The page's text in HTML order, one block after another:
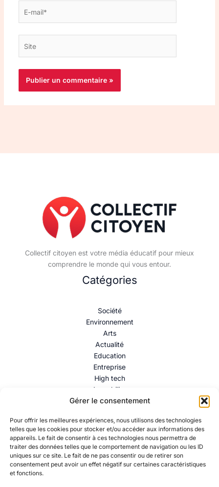
Gérer le consentement
Pour offrir les meilleures expériences, nous utilisons des technologies
telles que les cookies pour stocker et/ou accéder aux informations des
appareils. Le fait de consentir à ces technologies nous permettra de
traiter des données telles que le comportement de navigation ou les ID
uniques sur ce site. Le fait de ne pas consentir ou de retirer son
consentement peut avoir un effet négatif sur certaines caractéristiques
et fonctions.
mail*
Collectif citoyen est votre média éducatif pour mieux
comprendre le monde qui vous entour.
Catégories
Société
Environnement
Arts
Actualité
Education
Entreprise
High tech
Immobilier
Mentions légales–Politique de confidentialité–Contact